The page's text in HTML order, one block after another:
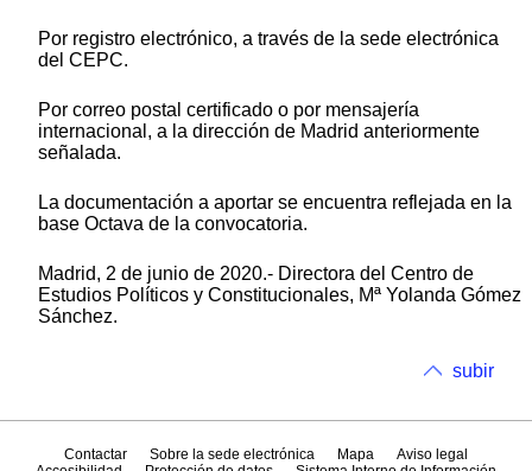
Por registro electrónico, a través de la sede electrónica
del CEPC.
Por correo postal certificado o por mensajería
internacional, a la dirección de Madrid anteriormente
señalada.
La documentación a aportar se encuentra reflejada en la
base Octava de la convocatoria.
Madrid, 2 de junio de 2020.- Directora del Centro de
Estudios Políticos y Constitucionales, Mª Yolanda Gómez
Sánchez.
subir
Contactar Sobre la sede electrónica Mapa
Aviso legal